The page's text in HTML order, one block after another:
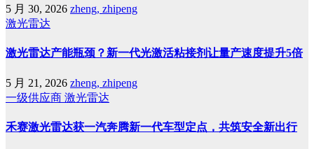
5 月 30, 2026 zheng, zhipeng
激光雷达
激光雷达产能瓶颈？新一代光激活粘接剂让量产速度提升5倍
5 月 21, 2026 zheng, zhipeng
一级供应商 激光雷达
禾赛激光雷达获一汽奔腾新一代车型定点，共筑安全新出行